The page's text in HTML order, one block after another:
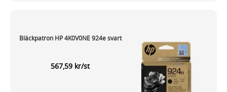
Bläckpatron HP 4K0V0NE 924e svart
567,59 kr/st